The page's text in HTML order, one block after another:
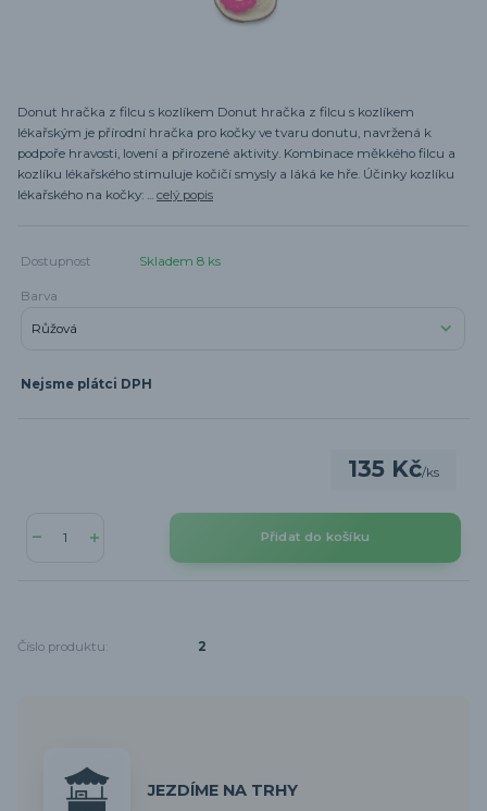
Donut hračka z filcu s kozlíkem Donut hračka z filcu s kozlíkem
lékařským je přírodní hračka pro kočky ve tvaru donutu, navržená k
podpoře hravosti, lovení a přirozené aktivity. Kombinace měkkého filcu a
kozlíku lékařského stimuluje kočičí smysly a láká ke hře. Účinky kozlíku
lékařského na kočky: ... celý popis
Dostupnost Skladem 8 ks
Barva
Nejsme plátci DPH
135 Kč/ks
Přidat do košíku
Číslo produktu: 2
JEZDÍME NA TRHY